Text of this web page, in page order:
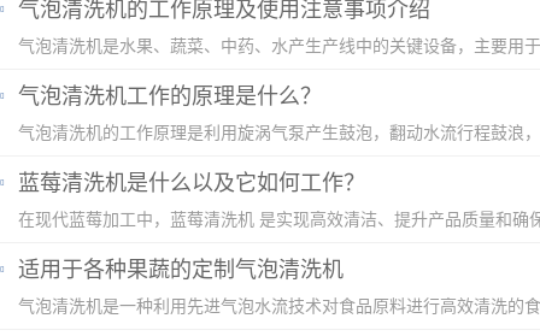
气泡清洗机的工作原理及使用注意事项介绍
气泡清洗机工作的原理是什么？
蓝莓清洗机是什么以及它如何工作？
适用于各种果蔬的定制气泡清洗机